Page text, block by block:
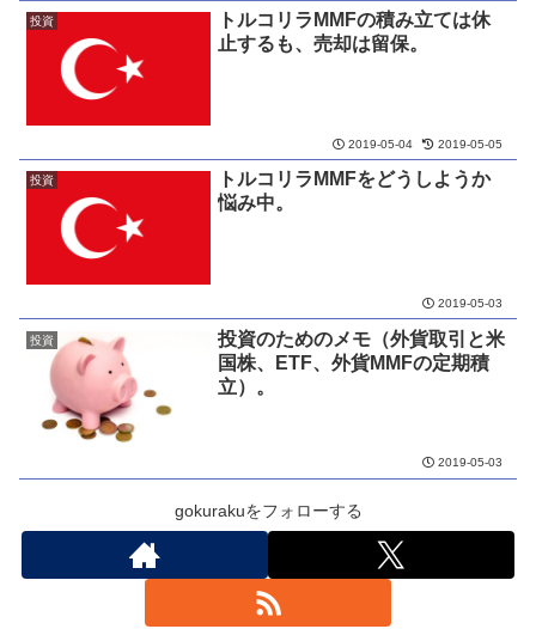
投資
トルコリラMMFの積み立ては休
止するも、売却は留保。
2019-05-04 2019-05-05
投資
トルコリラMMFをどうしようか
悩み中。
2019-05-03
投資
投資のためのメモ（外貨取引と米
国株、ETF、外貨MMFの定期積
立）。
2019-05-03
gokurakuをフォローする